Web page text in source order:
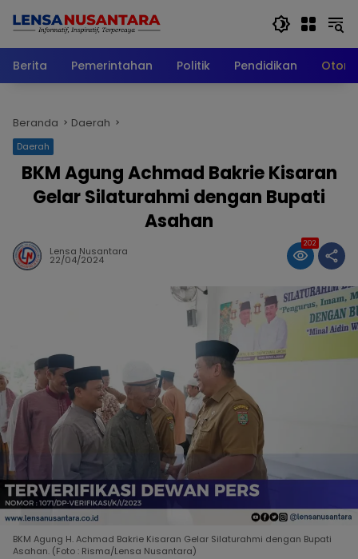
Berita
Pemerintahan Politik Pendidikan
Beranda Daerah
Daerah
BKM Agung Achmad Bakrie Kisaran
Gelar Silaturahmi dengan Bupati
Asahan
Lensa Nusantara
22/04/2024
202
BKM Agung H. Achmad Bakrie Kisaran Gelar Silaturahmi dengan Bupati
Asahan. (Foto : Risma/Lensa Nusantara)